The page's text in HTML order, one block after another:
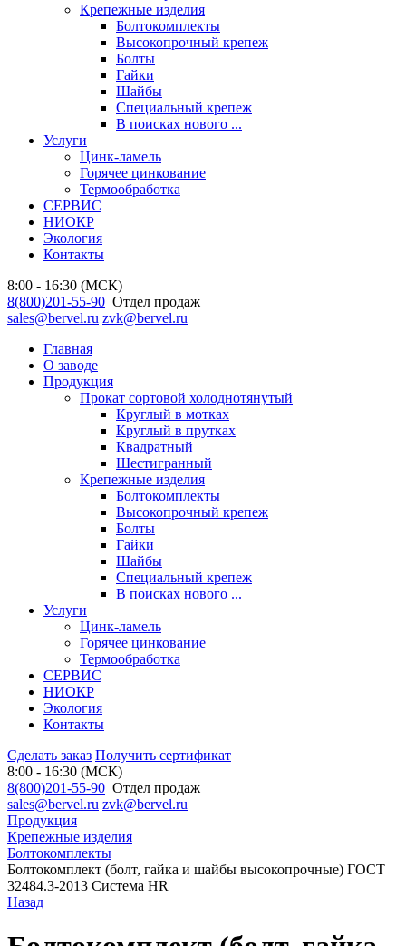
Крепежные изделия
Болтокомплекты
Высокопрочный крепеж
Болты
Гайки
Шайбы
Специальный крепеж
В поисках нового ...
Услуги
Цинк-ламель
Горячее цинкование
Термообработка
СЕРВИС
НИОКР
Экология
Контакты
8:00 - 16:30 (МСК)
8(800)201-55-90 Отдел продаж
sales@bervel.ru zvk@bervel.ru
Главная
О заводе
Продукция
Прокат сортовой холоднотянутый
Круглый в мотках
Круглый в прутках
Квадратный
Шестигранный
Крепежные изделия
Болтокомплекты
Высокопрочный крепеж
Болты
Гайки
Шайбы
Специальный крепеж
В поисках нового ...
Услуги
Цинк-ламель
Горячее цинкование
Термообработка
СЕРВИС
НИОКР
Экология
Контакты
Сделать заказ Получить сертификат
8:00 - 16:30 (МСК)
8(800)201-55-90 Отдел продаж
sales@bervel.ru zvk@bervel.ru
Продукция
Крепежные изделия
Болтокомплекты
Болтокомплект (болт, гайка и шайбы высокопрочные) ГОСТ
32484.3-2013 Система HR
Назад